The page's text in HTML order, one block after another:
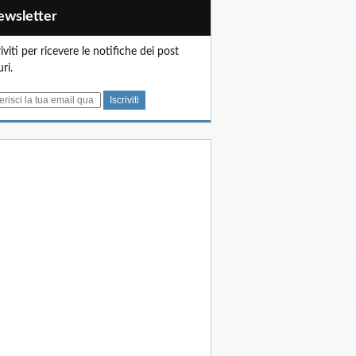
per ricevere le notifiche dei post